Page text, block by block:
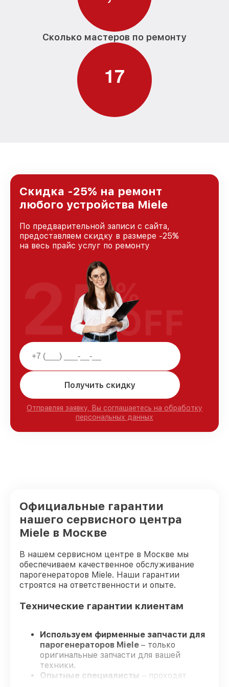
Сколько мастеров по ремонту
17
Скидка -25% на ремонт
любого устройства Miele
По предварительной записи с сайта,
предоставляем скидку в размере -25%
на весь прайс услуг по ремонту
Получить скидку
Отправляя заявку, Вы соглашаетесь на обработку
персональных данных
25%
OFF
Официальные гарантии
нашего сервисного центра
Miele в Москве
В нашем сервисном центре в Москве мы
обеспечиваем качественное обслуживание
парогенераторов Miele. Наши гарантии
строятся на ответственности и опыте.
Технические гарантии клиентам
Используем фирменные запчасти для
парогенераторов Miele – только
оригинальные запчасти для вашей
техники.
Опытные специалисты – проходят